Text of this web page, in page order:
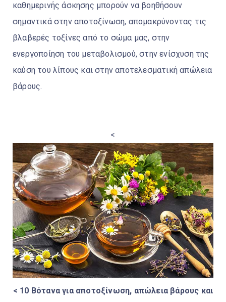
καθημερινής άσκησης μπορούν να βοηθήσουν
σημαντικά στην αποτοξίνωση, απομακρύνοντας τις
βλαβερές τοξίνες από το σώμα μας, στην
ενεργοποίηση του μεταβολισμού, στην ενίσχυση της
καύση του λίπους και στην αποτελεσματική απώλεια
βάρους.
<
< 10 Βότανα για αποτοξίνωση, απώλεια βάρους και